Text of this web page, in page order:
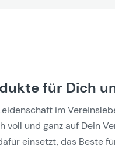
für Dich
im
und ganz auf Dein
einsetzt, das Beste